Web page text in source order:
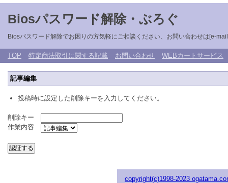
Biosパスワード解除・ぶろぐ
Biosパスワード解除でお困りの方気軽にご相談ください、お問い合わせは[e-
TOP 特定商法取引に関する記載 お問い合わせ WEBカートサービス
記事編集
投稿時に設定した削除キーを入力してください。
削除キー
作業内容
copyright(c)1998-2023